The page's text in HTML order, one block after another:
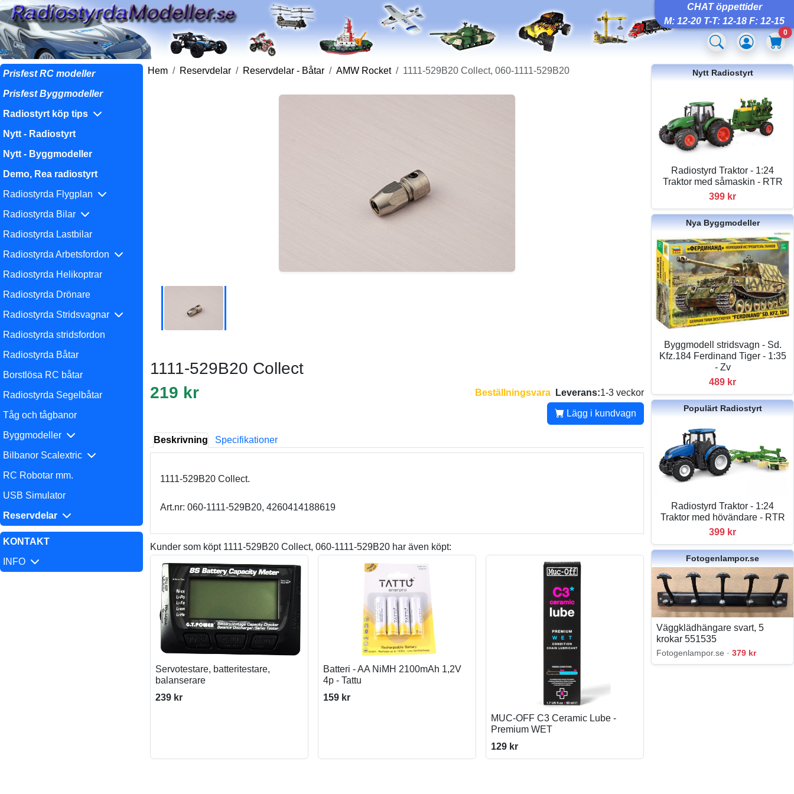
CHAT öppettider
M: 12-20 T-T: 12-18 F: 12-15
0
Prisfest RC modeller
Prisfest Byggmodeller
Radiostyrt köp tips
Nytt - Radiostyrt
Nytt - Byggmodeller
Demo, Rea radiostyrt
Radiostyrda Flygplan
Radiostyrda Bilar
Radiostyrda Lastbilar
Radiostyrda Arbetsfordon
Radiostyrda Helikoptrar
Radiostyrda Drönare
Radiostyrda Stridsvagnar
Radiostyrda stridsfordon
Radiostyrda Båtar
Borstlösa RC båtar
Radiostyrda Segelbåtar
Tåg och tågbanor
Byggmodeller
Bilbanor Scalextric
RC Robotar mm.
USB Simulator
Reservdelar
KONTAKT
INFO
Hem Reservdelar Reservdelar - Båtar AMW Rocket 1111-529B20 Collect, 060-1111-529B20
1111-529B20 Collect
219 kr
Beställningsvara Leverans:1-3 veckor
Lägg i kundvagn
Beskrivning Specifikationer
1111-529B20 Collect.
Art.nr: 060-1111-529B20, 4260414188619
Kunder som köpt 1111-529B20 Collect, 060-1111-529B20 har även köpt:
Servotestare, batteritestare,
balanserare
239 kr
Batteri - AA NiMH 2100mAh 1,2V
4p - Tattu
159 kr
MUC-OFF C3 Ceramic Lube -
Premium WET
129 kr
Nytt Radiostyrt
Radiostyrd Traktor - 1:24
Traktor med såmaskin - RTR
399 kr
Nya Byggmodeller
Byggmodell stridsvagn - Sd.
Kfz.184 Ferdinand Tiger - 1:35
- Zv
489 kr
Populärt Radiostyrt
Radiostyrd Traktor - 1:24
Traktor med hövändare - RTR
399 kr
Fotogenlampor.se
Väggklädhängare svart, 5
krokar 551535
Fotogenlampor.se ·379 kr